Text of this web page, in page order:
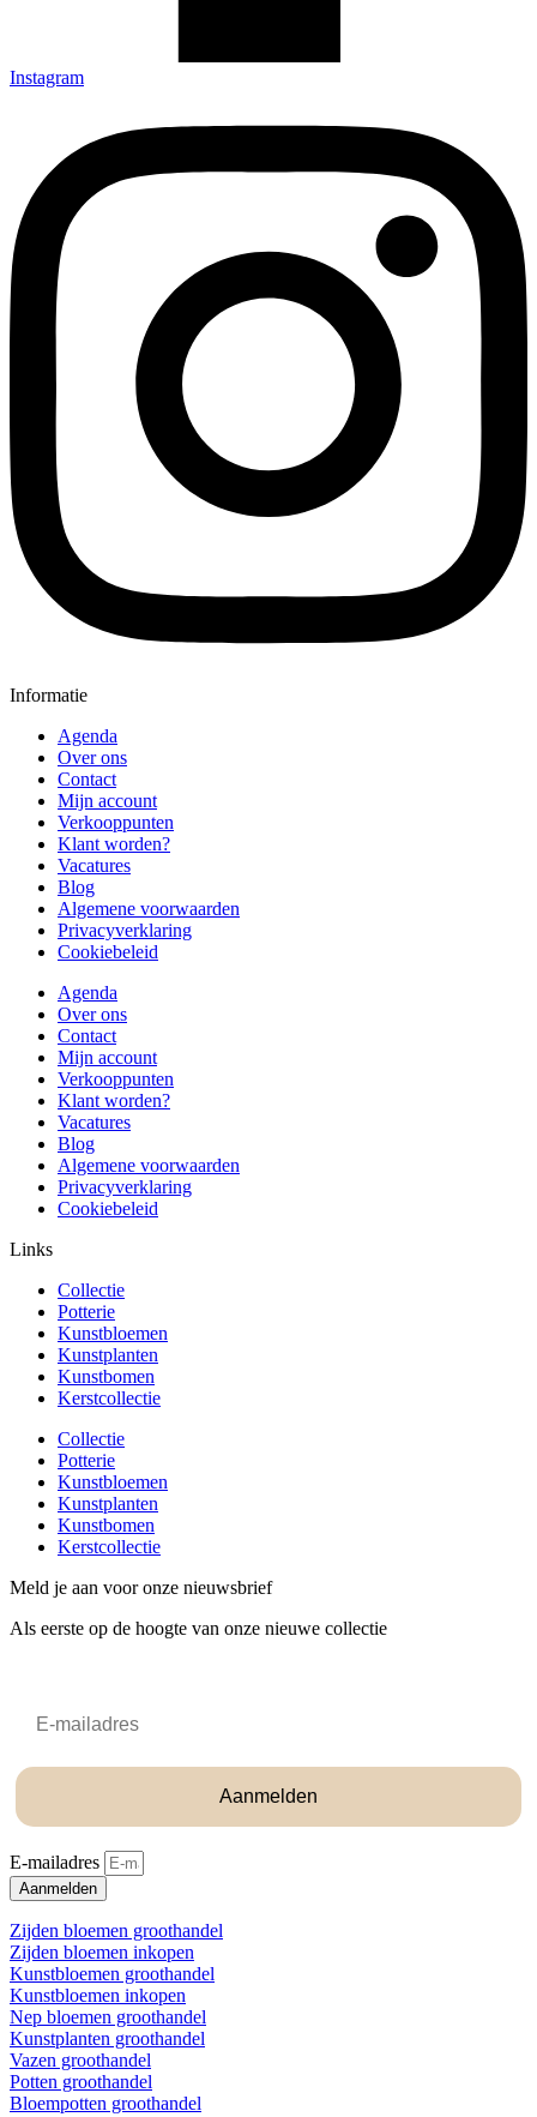
Instagram
Informatie
Agenda
Over ons
Contact
Mijn account
Verkooppunten
Klant worden?
Vacatures
Blog
Algemene voorwaarden
Privacyverklaring
Cookiebeleid
Agenda
Over ons
Contact
Mijn account
Verkooppunten
Klant worden?
Vacatures
Blog
Algemene voorwaarden
Privacyverklaring
Cookiebeleid
Links
Collectie
Potterie
Kunstbloemen
Kunstplanten
Kunstbomen
Kerstcollectie
Collectie
Potterie
Kunstbloemen
Kunstplanten
Kunstbomen
Kerstcollectie
Meld je aan voor onze nieuwsbrief
Als eerste op de hoogte van onze nieuwe collectie
Aanmelden
E-mailadres
Aanmelden
Zijden bloemen groothandel
Zijden bloemen inkopen
Kunstbloemen groothandel
Kunstbloemen inkopen
Nep bloemen groothandel
Kunstplanten groothandel
Vazen groothandel
Potten groothandel
Bloempotten groothandel